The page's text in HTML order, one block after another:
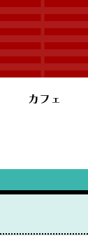
カフェ